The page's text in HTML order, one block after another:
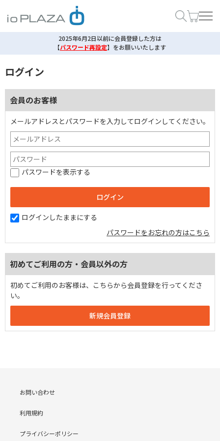
2025年6月2日以前に会員登録した方は
【パスワード再設定】 をお願いいたします
ログイン
会員のお客様
メールアドレスとパスワードを入力してログインしてください。
パスワードを表示する
ログインしたままにする
パスワードをお忘れの方はこちら
初めてご利用の方・会員以外の方
初めてご利用のお客様は、こちらから会員登録を行ってくださ
い。
お問い合わせ
利用規約
プライバシーポリシー